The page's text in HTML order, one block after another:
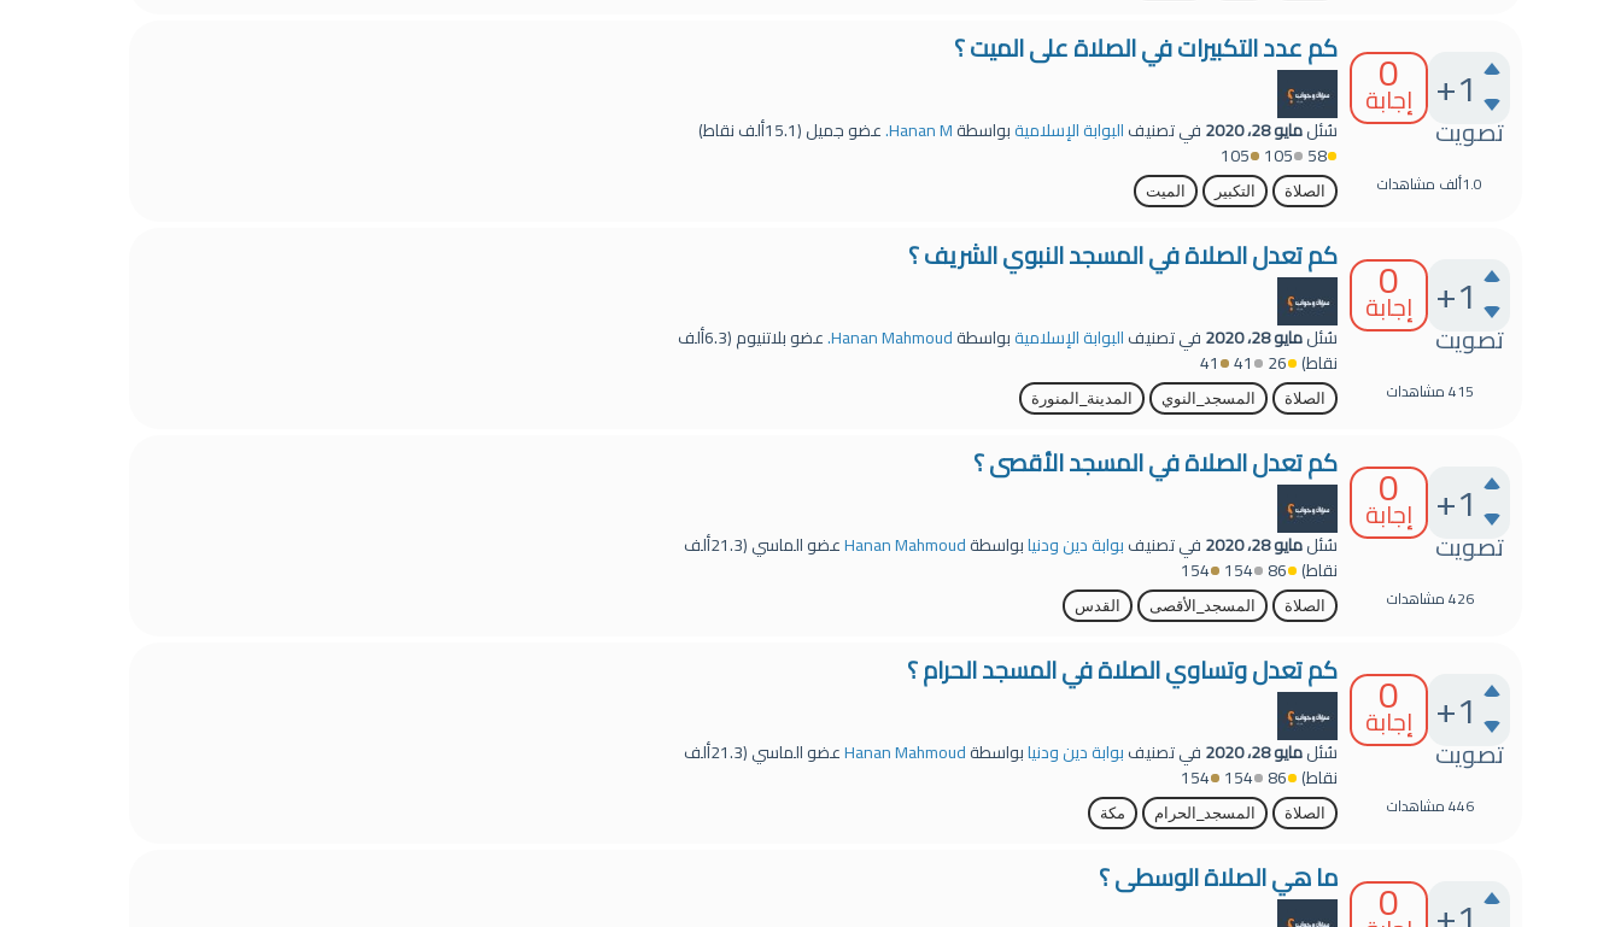
+1
تصويت
0
إجابة
1.0ألف مشاهدات
كم عدد التكبيرات في الصلاة على الميت ؟
سُئلمايو 28، 2020 في تصنيفالبوابة الإسلاميةبواسطةHanan M. عضو جميل(15.1ألف
نقاط)
58
105
105
الصلاة التكبير الميت
+1
تصويت
0
إجابة
415مشاهدات
كم تعدل الصلاة في المسجد النبوي الشريف ؟
سُئلمايو 28، 2020 في تصنيفالبوابة الإسلاميةبواسطةHanan Mahmoud. عضو بلاتنيوم(6.3ألف
نقاط) 26
41
41
الصلاة المسجد_النوي المدينة_المنورة
+1
تصويت
0
إجابة
426مشاهدات
كم تعدل الصلاة في المسجد الأقصى ؟
سُئلمايو 28، 2020 في تصنيفبوابة دين ودنيابواسطةHanan Mahmoudعضو الماسي(21.3ألف
نقاط) 86
154
154
الصلاة المسجد_الأقصى القدس
+1
تصويت
0
إجابة
446مشاهدات
كم تعدل وتساوي الصلاة في المسجد الحرام ؟
سُئلمايو 28، 2020 في تصنيفبوابة دين ودنيابواسطةHanan Mahmoudعضو الماسي(21.3ألف
نقاط) 86
154
154
الصلاة المسجد_الحرام مكة
0 ما هي الصلاة الوسطى ؟